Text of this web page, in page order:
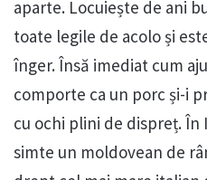
aparte. Locuiește de ani
toate legile de acolo și
înger. Însă imediat cum
comporte ca un porc și-i
cu ochi plini de dispreț. În
simte un moldovean de